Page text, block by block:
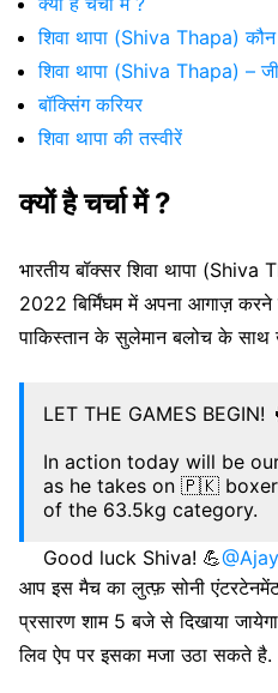
शिवा थापा (Shiva Thapa)
शिवा थापा (Shiva Thapa) –
बॉक्सिंग करियर
शिवा थापा की तस्वीरें
क्यों है चर्चा में ?
भारतीय बॉक्सर शिवा थापा
2022 बिर्मिंघम में अपना आगाज़
पाकिस्तान के सुलेमान बलोच के
LET THE GAMES BEGIN!
In action today will be
as he takes on 🇵🇰 boxer
of the 63.5kg category.
Good luck Shiva! 💪
#Commonwealthgames
#B2022
#PunchMeinHainDum2.0
आप इस मैच का लुत्फ़ सोनी
प्रसारण शाम 5 बजे से दिखाया
लिव ऐप पर इसका मजा उठा सकते है.